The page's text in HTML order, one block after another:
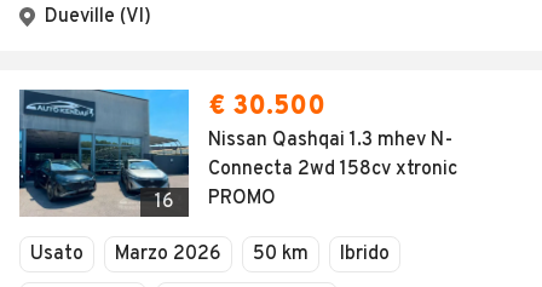
Dueville (VI)
16
€ 30.500
Nissan Qashqai 1.3 mhev N-
Connecta 2wd 158cv xtronic
PROMO
Usato Marzo 2026 50 km
Ibrido